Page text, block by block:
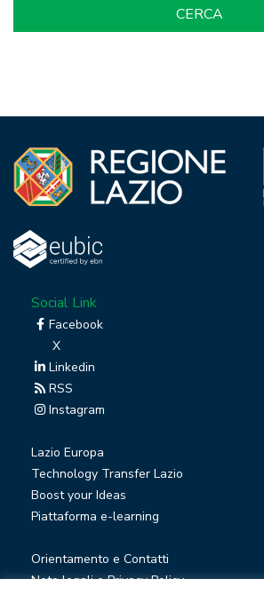
Social Link
Facebook
X
Linkedin
RSS
Instagram
Lazio Europa
Technology Transfer Lazio
Boost your Ideas
Piattaforma e-learning
Orientamento e Contatti
Note legali e Privacy Policy